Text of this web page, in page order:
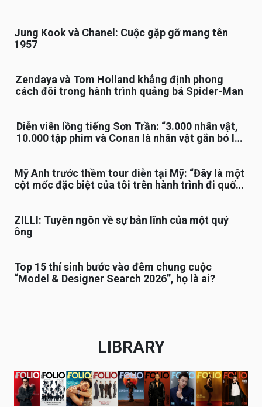
Jung Kook và Chanel: Cuộc gặp gỡ mang tên
1957
Zendaya và Tom Holland khẳng định phong
cách đôi trong hành trình quảng bá Spider-Man
Diễn viên lồng tiếng Sơn Trần: “3.000 nhân vật,
10.000 tập phim và Conan là nhân vật gắn bó lâu
Mỹ Anh trước thềm tour diễn tại Mỹ: “Đây là một
cột mốc đặc biệt của tôi trên hành trình đi quốc
ZILLI: Tuyên ngôn về sự bản lĩnh của một quý
ông
Top 15 thí sinh bước vào đêm chung cuộc
“Model & Designer Search 2026”, họ là ai?
LIBRARY